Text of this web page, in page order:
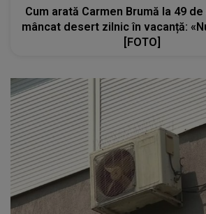
Cum arată Carmen Brumă la 49
mâncat desert zilnic în vacanță:
[FOTO]